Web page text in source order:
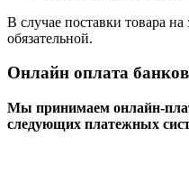
В случае поставки товара на
обязательной.
Онлайн оплата
Мы принимаем онлайн-
cледующих платежных